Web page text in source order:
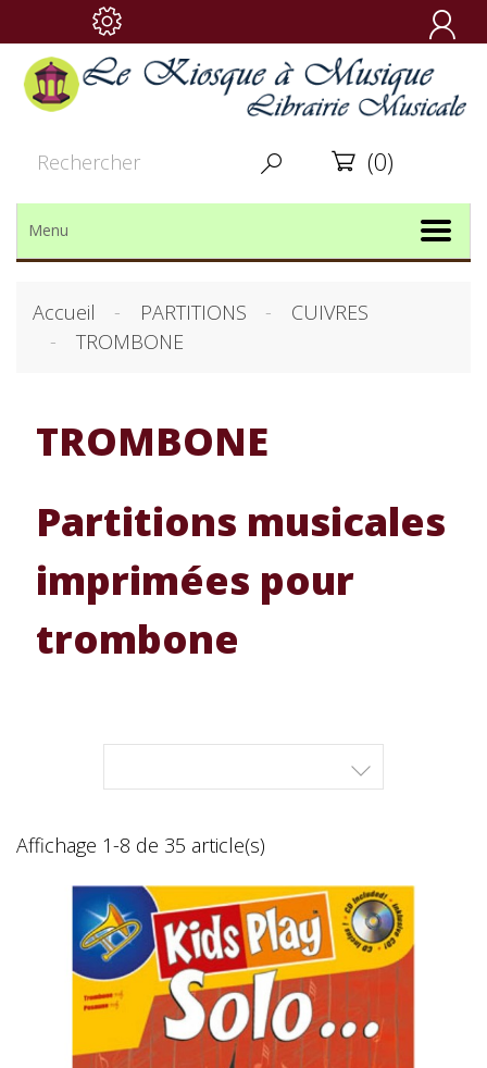

  (0)
Menu
Accueil PARTITIONS
CUIVRES
TROMBONE
TROMBONE
Partitions musicales
imprimées pour
trombone

Affichage 1-8 de 35 article(s)